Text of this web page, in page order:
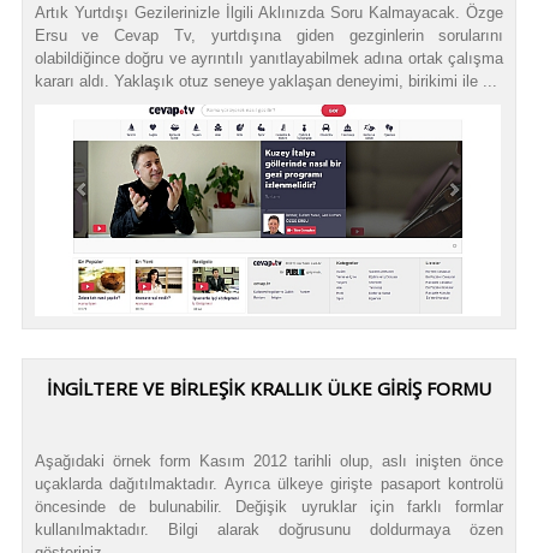
Artık Yurtdışı Gezilerinizle İlgili Aklınızda Soru Kalmayacak. Özge
Ersu ve Cevap Tv, yurtdışına giden gezginlerin sorularını
olabildiğince doğru ve ayrıntılı yanıtlayabilmek adına ortak çalışma
kararı aldı. Yaklaşık otuz seneye yaklaşan deneyimi, birikimi ile ...
İNGİLTERE VE BİRLEŞİK KRALLIK ÜLKE GİRİŞ FORMU
Aşağıdaki örnek form Kasım 2012 tarihli olup, aslı inişten önce
uçaklarda dağıtılmaktadır. Ayrıca ülkeye girişte pasaport kontrolü
öncesinde de bulunabilir. Değişik uyruklar için farklı formlar
kullanılmaktadır. Bilgi alarak doğrusunu doldurmaya özen